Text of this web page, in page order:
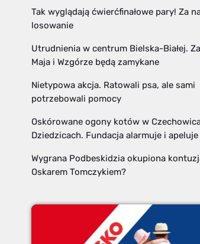
Tak wyglądają ćwierćfinałowe pary! Za
losowanie
Utrudnienia w centrum Bielska-Białej.
Maja i Wzgórze będą zamykane
Nietypowa akcja. Ratowali psa, ale sami
potrzebowali pomocy
Oskórowane ogony kotów w
Dziedzicach. Fundacja alarmuje i
Wygrana Podbeskidzia okupiona
Oskarem Tomczykiem?